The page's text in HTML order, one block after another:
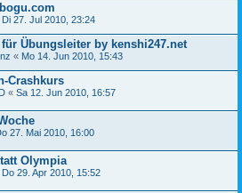
Di 27. Jul 2010, 23:24
Übungsleiter by kenshi247.net
« Mo 14. Jun 2010, 15:43
Crashkurs
« Sa 12. Jun 2010, 16:57
27. Mai 2010, 16:00
Olympia
Do 29. Apr 2010, 15:52